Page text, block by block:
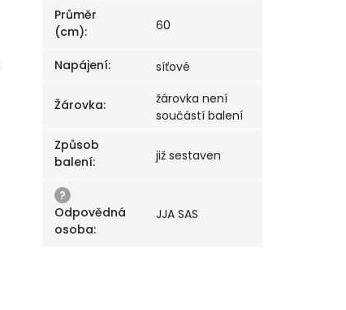
Průměr
(cm): 60
Napájení: síťové
Žárovka:
žárovka není
součástí balení
Způsob
balení: již sestaven
?
Odpovědná
osoba:
JJA SAS